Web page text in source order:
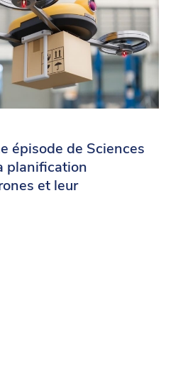
épisode de Sciences
planification
et leur